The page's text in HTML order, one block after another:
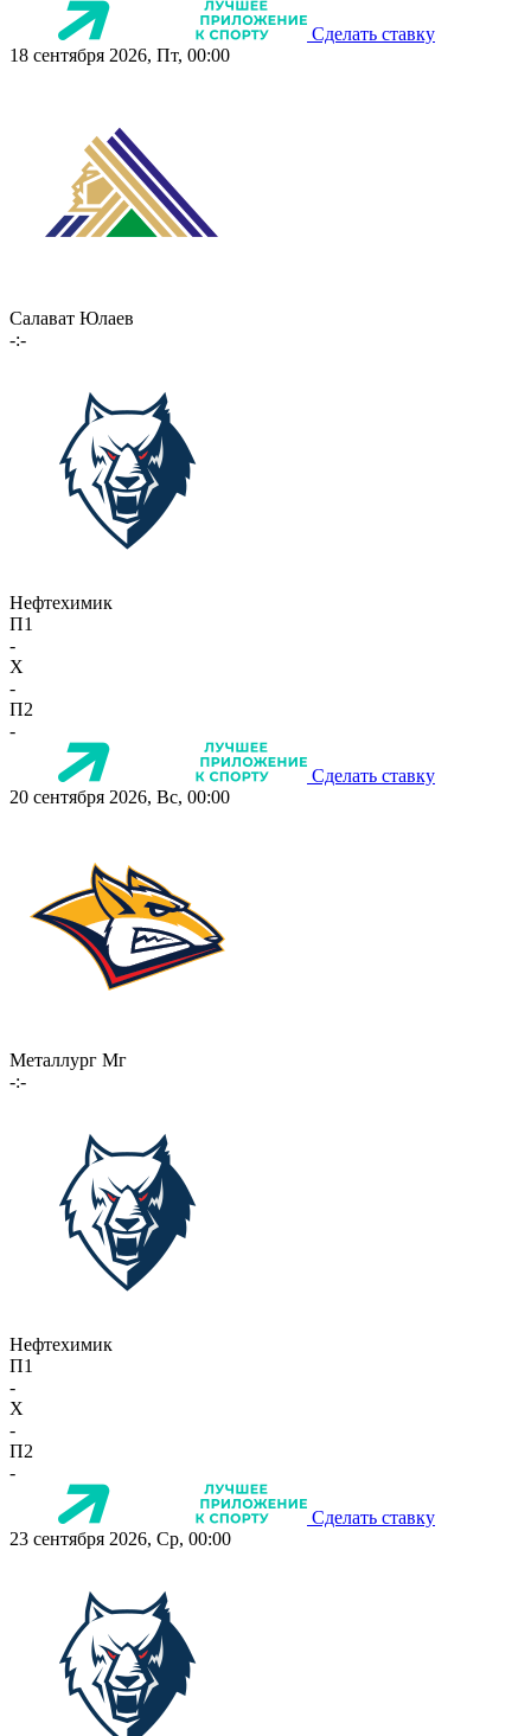
Сделать ставку
18 сентября 2026, Пт, 00:00
Салават Юлаев
-:-
Нефтехимик
П1
-
X
-
П2
-
Сделать ставку
20 сентября 2026, Вс, 00:00
Металлург Мг
-:-
Нефтехимик
П1
-
X
-
П2
-
Сделать ставку
23 сентября 2026, Ср, 00:00